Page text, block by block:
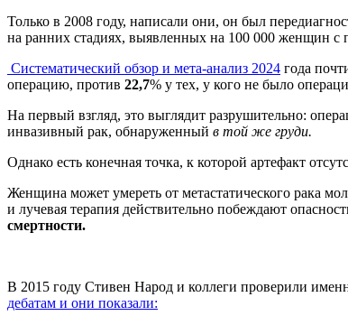
Только в 2008 году, написали они, он был
на ранних стадиях, выявленных на 100 000 женщин
Систематический обзор и мета-анализ 2024 года
операцию, против 22,7% у тех, у кого не было
На первый взгляд, это выглядит разрушительно:
инвазивный рак, обнаруженный в той же груди.
Однако есть конечная точка, к которой артефакт
Женщина может умереть от метастатического рака
и лучевая терапия действительно побеждают
смертности.
В 2015 году Стивен Народ и коллеги проверили
дебатам и они показали: